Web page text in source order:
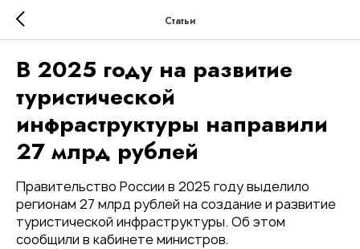
Статьи
В 2025 году на развитие
туристической
инфраструктуры направили
27 млрд рублей
Правительство России в 2025 году выделило
регионам 27 млрд рублей на создание и развитие
туристической инфраструктуры. Об этом
сообщили в кабинете министров.